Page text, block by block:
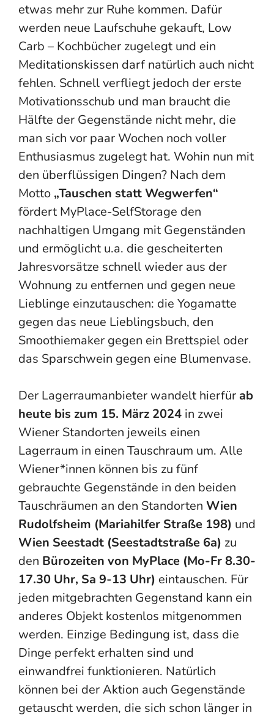
etwas mehr zur Ruhe kommen. Dafür
werden neue Laufschuhe gekauft, Low
Carb – Kochbücher zugelegt und ein
Meditationskissen darf natürlich auch nicht
fehlen. Schnell verfliegt jedoch der erste
Motivationsschub und man braucht die
Hälfte der Gegenstände nicht mehr, die
man sich vor paar Wochen noch voller
Enthusiasmus zugelegt hat. Wohin nun mit
den überflüssigen Dingen? Nach dem
Motto „Tauschen statt Wegwerfen“
fördert MyPlace-SelfStorage den
nachhaltigen Umgang mit Gegenständen
und ermöglicht u.a. die gescheiterten
Jahresvorsätze schnell wieder aus der
Wohnung zu entfernen und gegen neue
Lieblinge einzutauschen: die Yogamatte
gegen das neue Lieblingsbuch, den
Smoothiemaker gegen ein Brettspiel oder
das Sparschwein gegen eine Blumenvase.
Der Lagerraumanbieter wandelt hierfür ab
heute bis zum 15. März 2024 in zwei
Wiener Standorten jeweils einen
Lagerraum in einen Tauschraum um. Alle
Wiener*innen können bis zu fünf
gebrauchte Gegenstände in den beiden
Tauschräumen an den Standorten Wien
Rudolfsheim (Mariahilfer Straße 198) und
Wien Seestadt (Seestadtstraße 6a) zu
den Bürozeiten von MyPlace (Mo-Fr 8.30-
17.30 Uhr, Sa 9-13 Uhr) eintauschen. Für
jeden mitgebrachten Gegenstand kann ein
anderes Objekt kostenlos mitgenommen
werden. Einzige Bedingung ist, dass die
Dinge perfekt erhalten sind und
einwandfrei funktionieren. Natürlich
können bei der Aktion auch Gegenstände
getauscht werden, die sich schon länger in